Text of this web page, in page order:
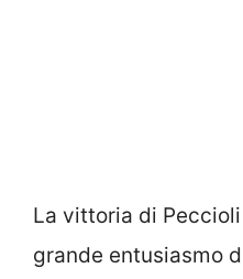
La vittoria di
grande entusiasmo